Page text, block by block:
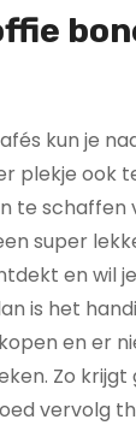
kun je
plekje ook
te schaffen
super
en wil
is het
en er
Zo krijgt
vervolg